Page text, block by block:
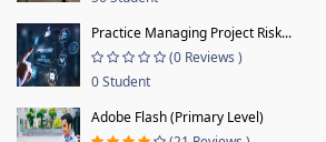
Practice Managing Project Risk...
(0 Reviews )
0 Student
Adobe Flash (Primary Level)